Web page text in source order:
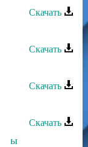
Скачать
Скачать
Скачать
Скачать